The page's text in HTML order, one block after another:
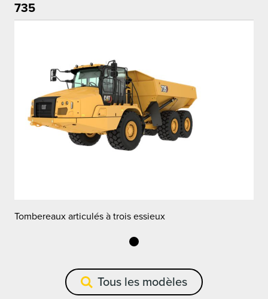
735
Tombereaux articulés à trois essieux
Tous les modèles